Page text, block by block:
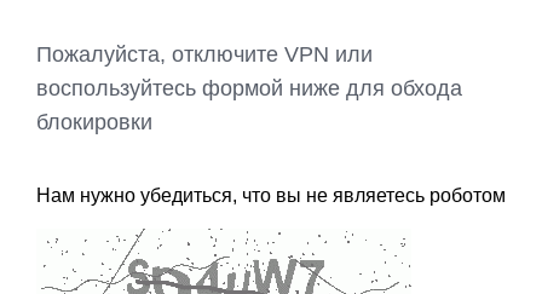
Пожалуйста, отключите VPN или
воспользуйтесь формой ниже для обхода
блокировки
Нам нужно убедиться, что вы не являетесь роботом